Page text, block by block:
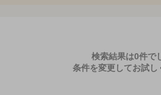
検索結果は0件で
条件を変更してお試し